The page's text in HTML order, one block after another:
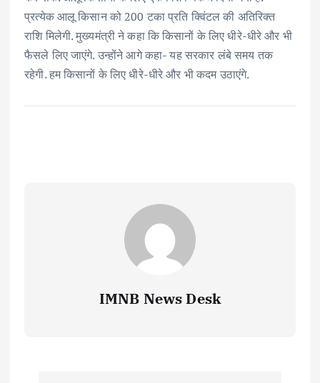
प्रत्येक आलू किसान को 200 टका प्रति क्विंटल की अतिरिक्त
राशि मिलेगी. मुख्यमंत्री ने कहा कि किसानों के लिए धीरे-धीरे और भी
फैसले लिए जाएंगे. उन्होंने आगे कहा- यह सरकार लंबे समय तक
रहेगी. हम किसानों के लिए धीरे-धीरे और भी कदम उठाएंगे.
IMNB News Desk